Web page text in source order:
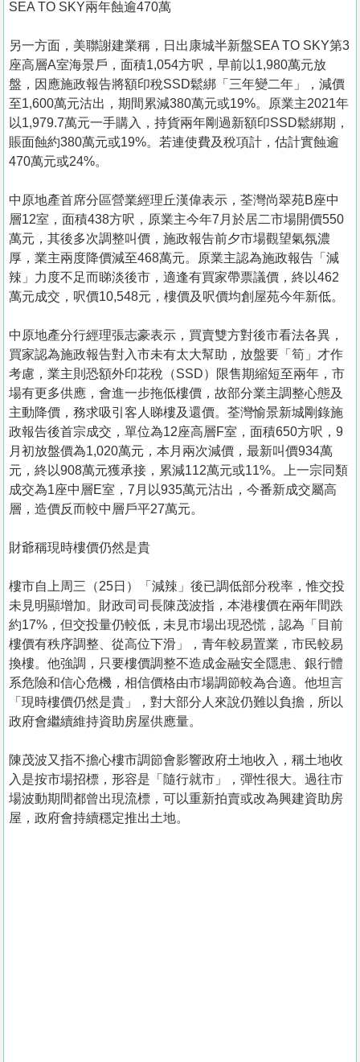
SEA TO SKY兩年蝕逾470萬
另一方面，美聯謝建業稱，日出康城半新盤SEA TO SKY第3
座高層A室海景戶，面積1,054方呎，早前以1,980萬元放
盤，因應施政報告將額印稅SSD鬆綁「三年變二年」，減價
至1,600萬元沽出，期間累減380萬元或19%。原業主2021年
以1,979.7萬元一手購入，持貨兩年剛過新額印SSD鬆綁期，
賬面蝕約380萬元或19%。若連使費及稅項計，估計實蝕逾
470萬元或24%。
中原地產首席分區營業經理丘漢偉表示，荃灣尚翠苑B座中
層12室，面積438方呎，原業主今年7月於居二市場開價550
萬元，其後多次調整叫價，施政報告前夕市場觀望氣氛濃
厚，業主兩度降價減至468萬元。原業主認為施政報告「減
辣」力度不足而睇淡後市，適逢有買家帶票議價，終以462
萬元成交，呎價10,548元，樓價及呎價均創屋苑今年新低。
中原地產分行經理張志豪表示，買賣雙方對後市看法各異，
買家認為施政報告對入市未有太大幫助，放盤要「筍」才作
考慮，業主則恐額外印花稅（SSD）限售期縮短至兩年，市
場有更多供應，會進一步拖低樓價，故部分業主調整心態及
主動降價，務求吸引客人睇樓及還價。荃灣愉景新城剛錄施
政報告後首宗成交，單位為12座高層F室，面積650方呎，9
月初放盤價為1,020萬元，本月兩次減價，最新叫價934萬
元，終以908萬元獲承接，累減112萬元或11%。上一宗同類
成交為1座中層E室，7月以935萬元沽出，今番新成交屬高
層，造價反而較中層戶平27萬元。
財爺稱現時樓價仍然是貴
樓市自上周三（25日）「減辣」後已調低部分稅率，惟交投
未見明顯增加。財政司司長陳茂波指，本港樓價在兩年間跌
約17%，但交投量仍較低，未見市場出現恐慌，認為「目前
樓價有秩序調整、從高位下滑」，青年較易置業，市民較易
換樓。他強調，只要樓價調整不造成金融安全隱患、銀行體
系危險和信心危機，相信價格由市場調節較為合適。他坦言
「現時樓價仍然是貴」，對大部分人來說仍難以負擔，所以
政府會繼續維持資助房屋供應量。
陳茂波又指不擔心樓市調節會影響政府土地收入，稱土地收
入是按市場招標，形容是「隨行就市」，彈性很大。過往市
場波動期間都曾出現流標，可以重新拍賣或改為興建資助房
屋，政府會持續穩定推出土地。